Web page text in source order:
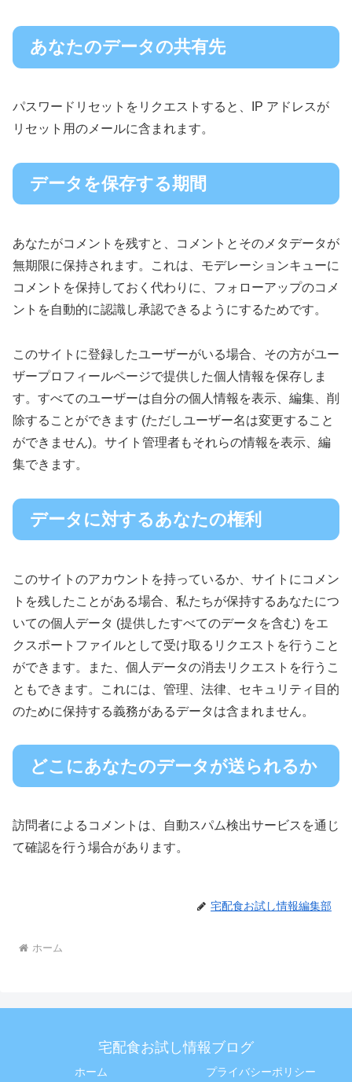
あなたのデータの共有先
パスワードリセットをリクエストすると、IP アドレスが
リセット用のメールに含まれます。
データを保存する期間
あなたがコメントを残すと、コメントとそのメタデータが
無期限に保持されます。これは、モデレーションキューに
コメントを保持しておく代わりに、フォローアップのコメ
ントを自動的に認識し承認できるようにするためです。
このサイトに登録したユーザーがいる場合、その方がユー
ザープロフィールページで提供した個人情報を保存しま
す。すべてのユーザーは自分の個人情報を表示、編集、削
除することができます (ただしユーザー名は変更すること
ができません)。サイト管理者もそれらの情報を表示、編
集できます。
データに対するあなたの権利
このサイトのアカウントを持っているか、サイトにコメン
トを残したことがある場合、私たちが保持するあなたにつ
いての個人データ (提供したすべてのデータを含む) をエ
クスポートファイルとして受け取るリクエストを行うこと
ができます。また、個人データの消去リクエストを行うこ
ともできます。これには、管理、法律、セキュリティ目的
のために保持する義務があるデータは含まれません。
どこにあなたのデータが送られるか
訪問者によるコメントは、自動スパム検出サービスを通じ
て確認を行う場合があります。
宅配食お試し情報編集部
ホーム
宅配食お試し情報ブログ
ホーム プライバシーポリシー